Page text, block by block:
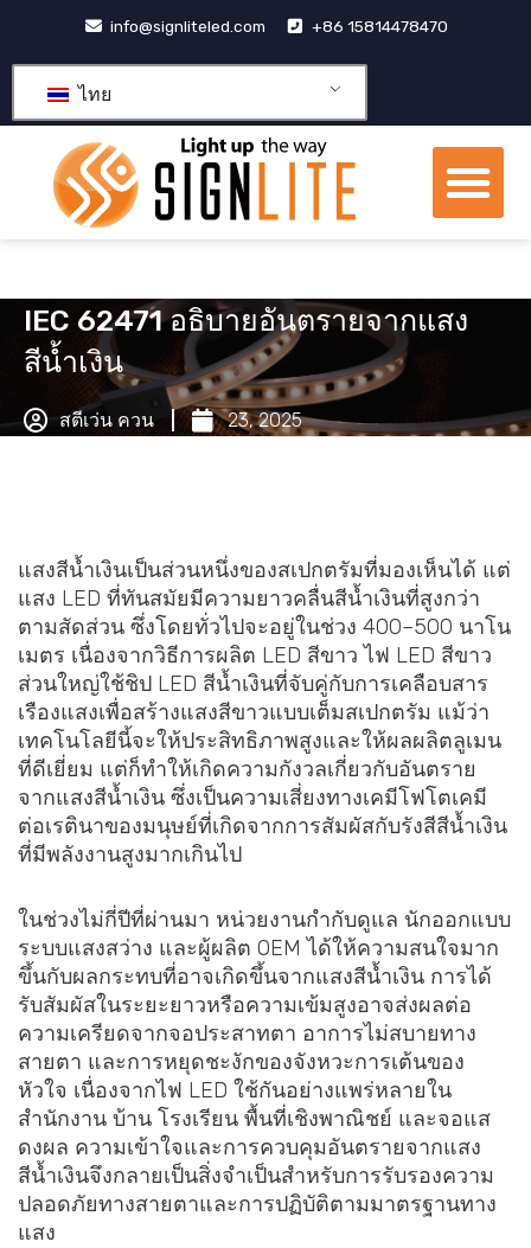
内
info@signliteled.com +86 15814478470
ไทย
เม
IEC 62471 อธิบายอันตรายจากแสง
สีน้ำเงิน
สตีเว่น ควน 23, 2025
แสงสีน้ำเงินเป็นส่วนหนึ่งของสเปกตรัมที่มองเห็นได้ แต่
แสง LED ที่ทันสมัยมีความยาวคลื่นสีน้ำเงินที่สูงกว่า
ตามสัดส่วน ซึ่งโดยทั่วไปจะอยู่ในช่วง 400–500 นาโน
เมตร เนื่องจากวิธีการผลิต LED สีขาว ไฟ LED สีขาว
ส่วนใหญ่ใช้ชิป LED สีน้ำเงินที่จับคู่กับการเคลือบสาร
เรืองแสงเพื่อสร้างแสงสีขาวแบบเต็มสเปกตรัม แม้ว่า
เทคโนโลยีนี้จะให้ประสิทธิภาพสูงและให้ผลผลิตลูเมน
ที่ดีเยี่ยม แต่ก็ทำให้เกิดความกังวลเกี่ยวกับอันตราย
จากแสงสีน้ำเงิน ซึ่งเป็นความเสี่ยงทางเคมีโฟโตเคมี
ต่อเรตินาของมนุษย์ที่เกิดจากการสัมผัสกับรังสีสีน้ำเงิน
ที่มีพลังงานสูงมากเกินไป
ในช่วงไม่กี่ปีที่ผ่านมา หน่วยงานกำกับดูแล นักออกแบบ
ระบบแสงสว่าง และผู้ผลิต OEM ได้ให้ความสนใจมาก
ขึ้นกับผลกระทบที่อาจเกิดขึ้นจากแสงสีน้ำเงิน การได้
รับสัมผัสในระยะยาวหรือความเข้มสูงอาจส่งผลต่อ
ความเครียดจากจอประสาทตา อาการไม่สบายทาง
สายตา และการหยุดชะงักของจังหวะการเต้นของ
หัวใจ เนื่องจากไฟ LED ใช้กันอย่างแพร่หลายใน
สำนักงาน บ้าน โรงเรียน พื้นที่เชิงพาณิชย์ และจอแส
ดงผล ความเข้าใจและการควบคุมอันตรายจากแสง
สีน้ำเงินจึงกลายเป็นสิ่งจำเป็นสำหรับการรับรองความ
ปลอดภัยทางสายตาและการปฏิบัติตามมาตรฐานทาง
แสง